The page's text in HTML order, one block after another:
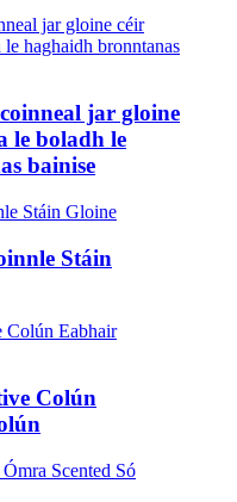
jar gloine
le boladh le
bainise
Stáin
Colún